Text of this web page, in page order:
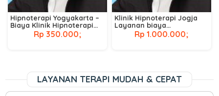
Hipnoterapi Yogyakarta –
Biaya Klinik Hipnoterapi
TerdekatRp 350.000;
Klinik Hipnoterapi Jogja
Layanan biaya
hipnoterapi di jogja
Rp 1.000.000;
LAYANAN TERAPI MUDAH & CEPAT